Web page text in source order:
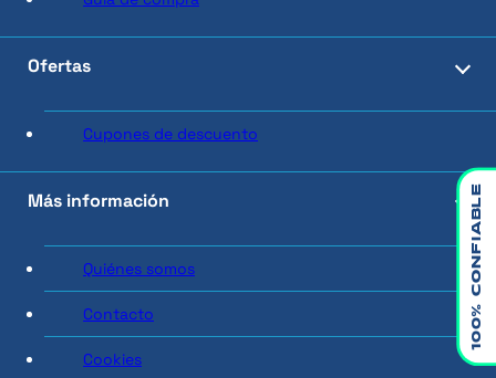
Ofertas
Cupones de descuento
Más información
Quiénes somos
Contacto
Cookies
100%
CONFIABLE